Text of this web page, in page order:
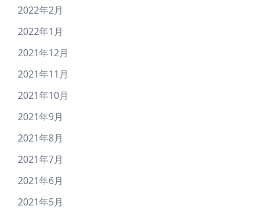
2022年2月
2022年1月
2021年12月
2021年11月
2021年10月
2021年9月
2021年8月
2021年7月
2021年6月
2021年5月